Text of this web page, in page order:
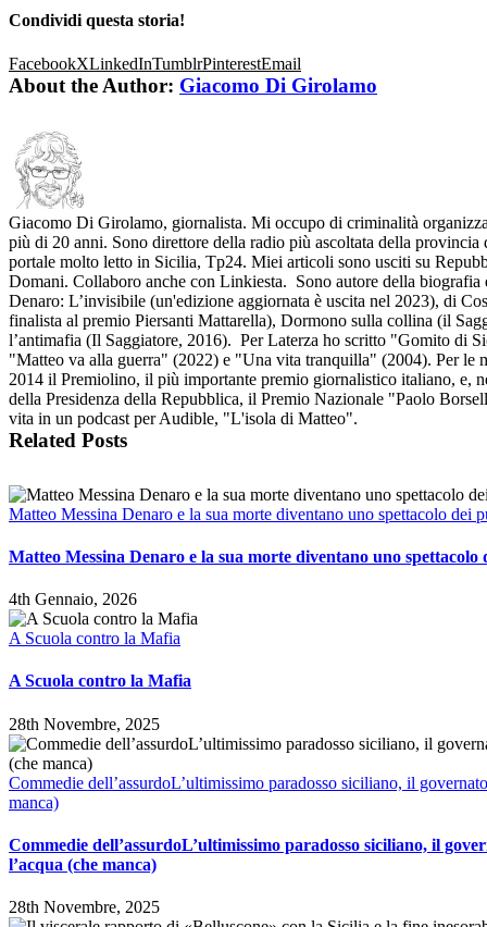
Condividi questa storia!
FacebookXLinkedInTumblrPinterestEmail
About the Author: Giacomo Di Girolamo
Giacomo Di Girolamo, giornalista. Mi occupo di criminalità
più di 20 anni. Sono direttore della radio più ascoltata della
portale molto letto in Sicilia, Tp24. Miei articoli sono usciti su
Domani. Collaboro anche con Linkiesta. Sono autore della biografia
Denaro: L’invisibile (un'edizione aggiornata è uscita nel 2023), di
finalista al premio Piersanti Mattarella), Dormono sulla collina (il
l’antimafia (Il Saggiatore, 2016). Per Laterza ho scritto "Gomito di
"Matteo va alla guerra" (2022) e "Una vita tranquilla" (2004). Per le
2014 il Premiolino, il più importante premio giornalistico italiano, e,
della Presidenza della Repubblica, il Premio Nazionale "Paolo
vita in un podcast per Audible, "L'isola di Matteo".
Related Posts
Matteo Messina Denaro e la sua morte diventano uno spettacolo dei
Matteo Messina Denaro e la sua morte diventano uno spettacolo
4th Gennaio, 2026
A Scuola contro la Mafia
A Scuola contro la Mafia
28th Novembre, 2025
Commedie dell’assurdoL’ultimissimo paradosso siciliano, il
manca)
Commedie dell’assurdoL’ultimissimo paradosso siciliano, il
l’acqua (che manca)
28th Novembre, 2025